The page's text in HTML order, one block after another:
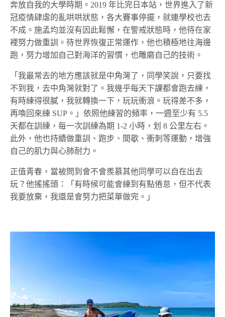
奔放自我的大學時期。2019 年比完日本站，世界進入了新
冠疫情肆虐的亂哄哄狀態，各大賽事停擺，就連學校也去
不成。施孟均並沒有因此鬆懈，在警戒狀態時，他待在家
裡努力做重訓。待世界恢復正常運作，他也積極地往海邊
跑，努力增加自己對海洋的習慣，也雕磨自己的技術。
「我最常去的地方應該就是中角灣了，同學笑說，只要找
不到我，去中角灣就對了。我幾乎每天下課都會跑去練，
有時練得很膩，我就轉換一下，玩玩衝浪。玩得差不多，
再喚回來練 SUP。」依照他練習的頻率，一週至少有 5.5
天都在訓練，每一次訓練為期 1-2 小時，划 8 公里左右。
此外，他也持續做重訓、跑步、間歇、衝刺等運動，增強
自己的肌力與心肺耐力。
正值青春，當被問到會不會羨慕其他同學可以自在出去
玩？他搖搖頭：「有時候可能會練到有點倦怠，但不代表
我要放棄，我還是會努力把菜單做完。」